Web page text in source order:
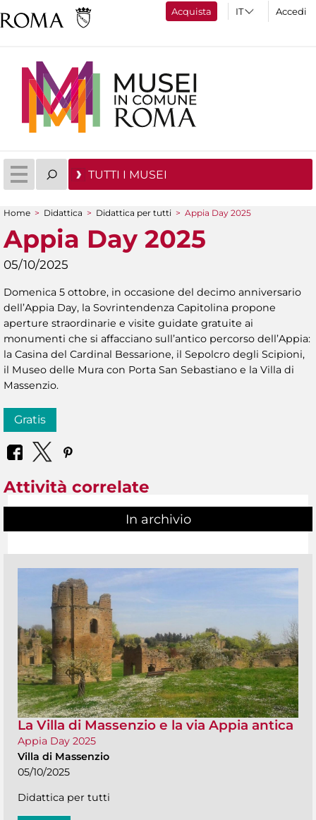
Acquista Accedi
TUTTI I MUSEI
Tu sei qui
Home > Didattica > Didattica per tutti > Appia Day 2025
Appia Day 2025
05/10/2025
Domenica 5 ottobre, in occasione del decimo anniversario
dell’Appia Day, la Sovrintendenza Capitolina propone
aperture straordinarie e visite guidate gratuite ai
monumenti che si affacciano sull’antico percorso dell’Appia:
la Casina del Cardinal Bessarione, il Sepolcro degli Scipioni,
il Museo delle Mura con Porta San Sebastiano e la Villa di
Massenzio.
Gratis
Attività correlate
In archivio
La Villa di Massenzio e la via Appia antica
Appia Day 2025
Villa di Massenzio
05/10/2025
Didattica per tutti